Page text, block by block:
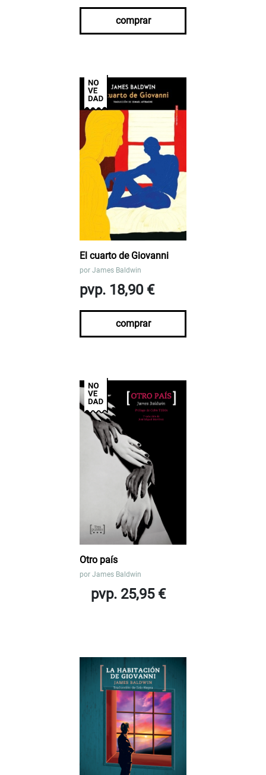
comprar
El cuarto de Giovanni
por James Baldwin
pvp. 18,90 €
comprar
Otro país
por James Baldwin
pvp. 25,95 €